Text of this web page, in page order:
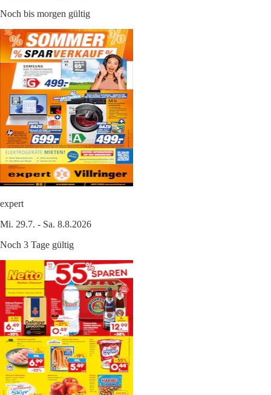
Noch bis morgen gültig
expert
Mi. 29.7. - Sa. 8.8.2026
Noch 3 Tage gültig